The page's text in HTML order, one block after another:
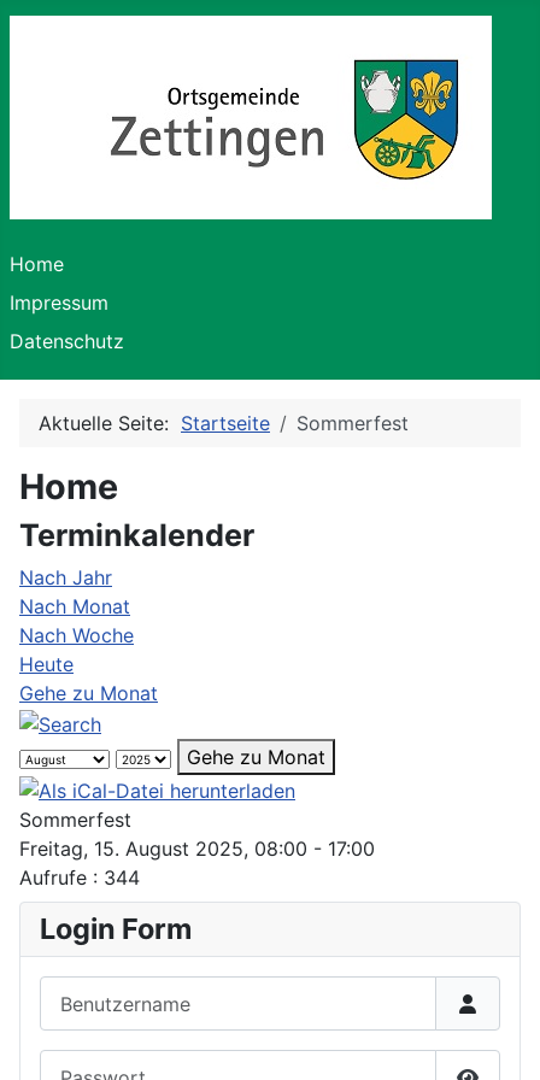
Home
Impressum
Datenschutz
Aktuelle Seite: Startseite Sommerfest
Home
Terminkalender
Nach Jahr
Nach Monat
Nach Woche
Heute
Gehe zu Monat
Gehe zu Monat
Sommerfest
Freitag, 15. August 2025, 08:00 - 17:00
Aufrufe : 344
Login Form